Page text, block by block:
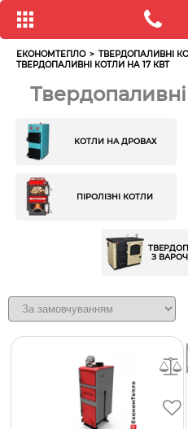
ЕКОНОМТЕПЛО > ТВЕРДОПАЛИВНІ
ТВЕРДОПАЛИВНІ КОТЛИ НА 17 КВТ
КОТЛИ НА ДРОВАХ
ПІРОЛІЗНІ КОТЛИ
З